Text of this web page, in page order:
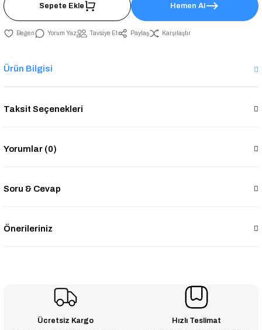
Sepete Ekle Hemen Al
Yorum Yaz Tavsiye Et Paylaş Karşılaştır
Ürün Bilgisi
Taksit Seçenekleri
Yorumlar (0)
Soru & Cevap
Önerileriniz
Ücretsiz Kargo Hızlı Teslimat